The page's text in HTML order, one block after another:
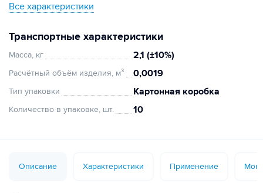
Все характеристики
Транспортные характеристики
Масса, кг 2,1 (±10%)
Расчётный объём изделия, м³ 0,0019
Тип упаковки Картонная коробка
Количество в упаковке, шт. 10
Описание Характеристики Применение